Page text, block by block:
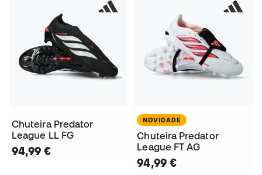
Chuteira Predator
League LL FG
94,99 €
NOVIDADE
Chuteira Predator
League FT AG
94,99 €